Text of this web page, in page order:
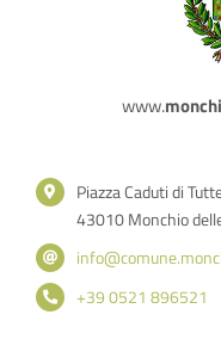
www.
Piazza Caduti di
43010 Monchio
+39 0521 896521